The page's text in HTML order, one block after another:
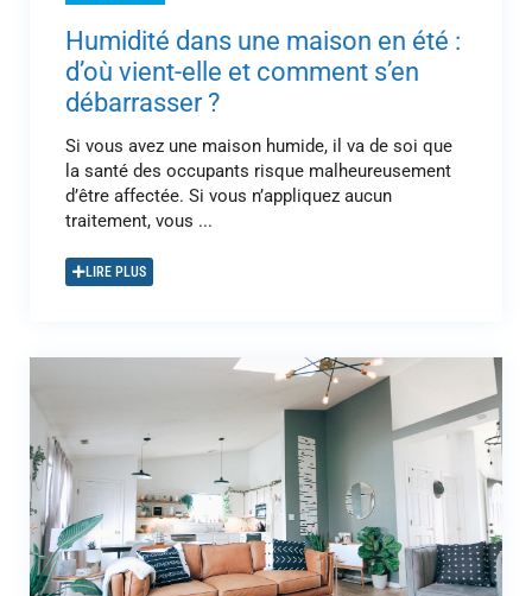
Humidité dans une maison en été :
d’où vient-elle et comment s’en
débarrasser ?
Si vous avez une maison humide, il va de soi que
la santé des occupants risque malheureusement
d’être affectée. Si vous n’appliquez aucun
traitement, vous ...
LIRE PLUS